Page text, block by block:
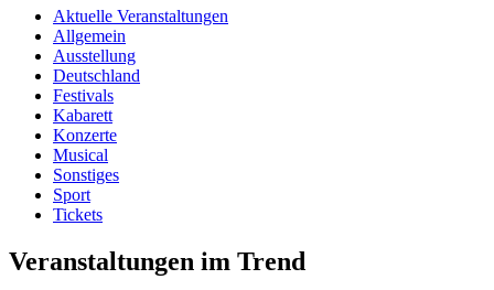
Aktuelle Veranstaltungen
Allgemein
Ausstellung
Deutschland
Festivals
Kabarett
Konzerte
Musical
Sonstiges
Sport
Tickets
Veranstaltungen im Trend